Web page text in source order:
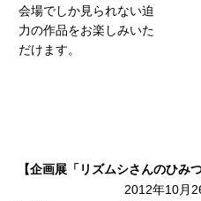
会場でしか見られない迫
力の作品をお楽しみいた
だけます。
【企画展「リズムシさんのひみ
2012年10月